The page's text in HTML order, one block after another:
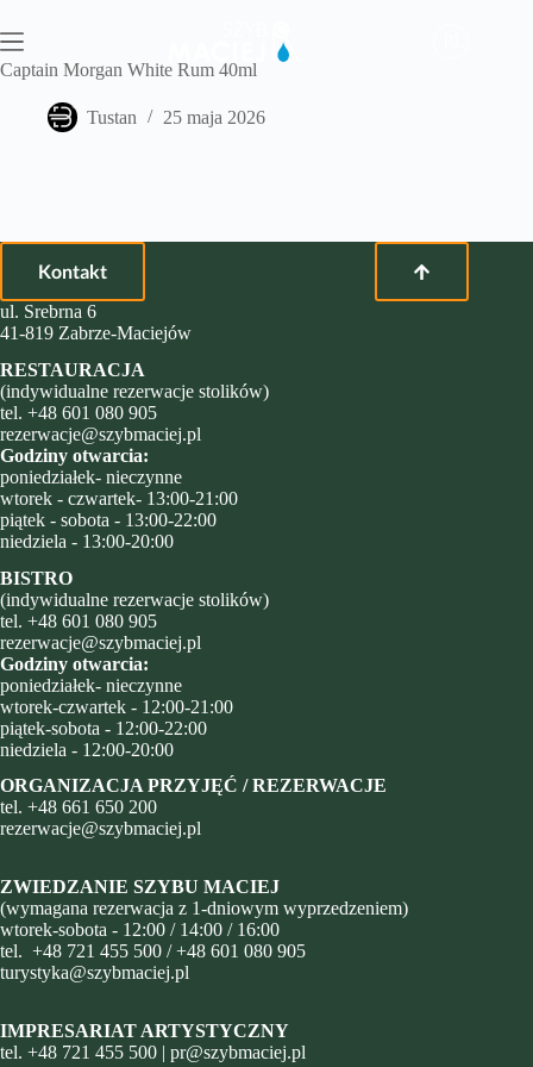
do
treści
Captain Morgan White Rum 40ml
Tustan 25 maja 2026
Kontakt
ul. Srebrna 6
41-819 Zabrze-Maciejów
RESTAURACJA
(indywidualne rezerwacje stolików)
tel. +48 601 080 905
rezerwacje@szybmaciej.pl
Godziny otwarcia:
poniedziałek- nieczynne
wtorek - czwartek- 13:00-21:00
piątek - sobota - 13:00-22:00
niedziela - 13:00-20:00
BISTRO
(indywidualne rezerwacje stolików)
tel. +48 601 080 905
rezerwacje@szybmaciej.pl
Godziny otwarcia:
poniedziałek- nieczynne
wtorek-czwartek - 12:00-21:00
piątek-sobota - 12:00-22:00
niedziela - 12:00-20:00
ORGANIZACJA PRZYJĘĆ / REZERWACJE
tel. +48 661 650 200
rezerwacje@szybmaciej.pl
ZWIEDZANIE SZYBU MACIEJ
(wymagana rezerwacja z 1-dniowym wyprzedzeniem)
wtorek-sobota - 12:00 / 14:00 / 16:00
tel. +48 721 455 500 /+48 601 080 905
turystyka@szybmaciej.pl
IMPRESARIAT ARTYSTYCZNY
tel. +48 721 455 500 | pr@szybmaciej.pl